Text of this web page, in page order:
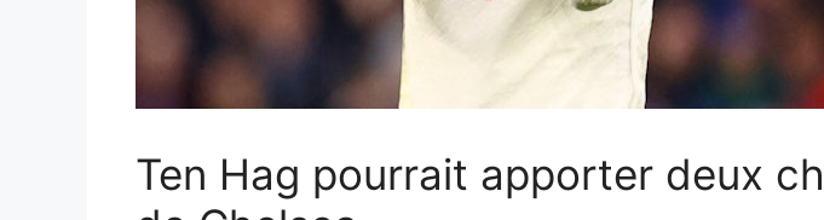
Ten Hag pourrait apporter deux